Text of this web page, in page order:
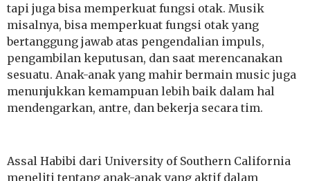
tapi juga bisa memperkuat fungsi otak. Musik
misalnya, bisa memperkuat fungsi otak yang
bertanggung jawab atas pengendalian impuls,
pengambilan keputusan, dan saat merencanakan
sesuatu. Anak-anak yang mahir bermain music juga
menunjukkan kemampuan lebih baik dalam hal
mendengarkan, antre, dan bekerja secara tim.
Assal Habibi dari University of Southern California
meneliti tentang anak-anak yang aktif dalam